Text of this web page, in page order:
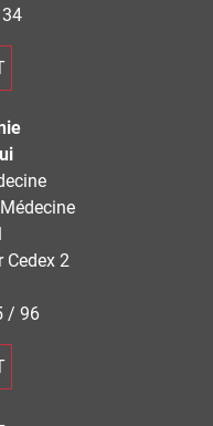
Cedex 2
/ 96